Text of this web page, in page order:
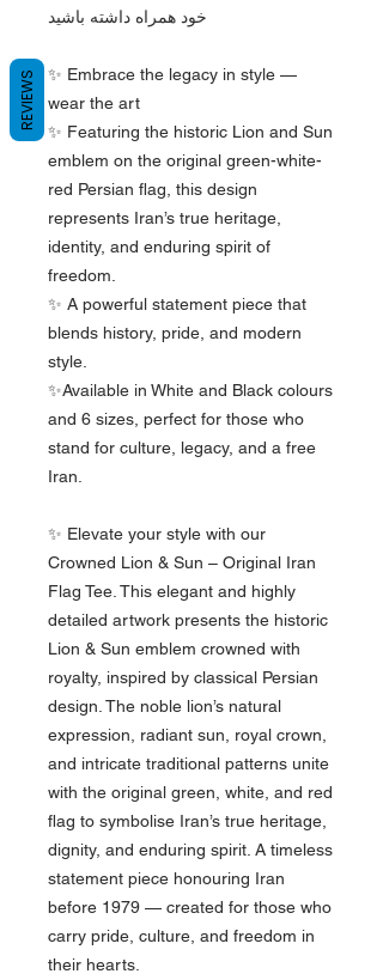
خود همراه داشته باشید
✨ Embrace the legacy in style —
wear the art
✨ Featuring the historic Lion and Sun
emblem on the original green-white-
red Persian flag, this design
represents Iran’s true heritage,
identity, and enduring spirit of
freedom.
✨ A powerful statement piece that
blends history, pride, and modern
style.
✨Available in White and Black colours
and 6 sizes, perfect for those who
stand for culture, legacy, and a free
Iran.
✨ Elevate your style with our
Crowned Lion & Sun – Original Iran
Flag Tee. This elegant and highly
detailed artwork presents the historic
Lion & Sun emblem crowned with
royalty, inspired by classical Persian
design. The noble lion’s natural
expression, radiant sun, royal crown,
and intricate traditional patterns unite
with the original green, white, and red
flag to symbolise Iran’s true heritage,
dignity, and enduring spirit. A timeless
statement piece honouring Iran
before 1979 — created for those who
carry pride, culture, and freedom in
their hearts.
REVIEWS